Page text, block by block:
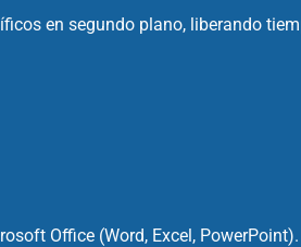
en segundo plano, liberando
Office (Word, Excel,